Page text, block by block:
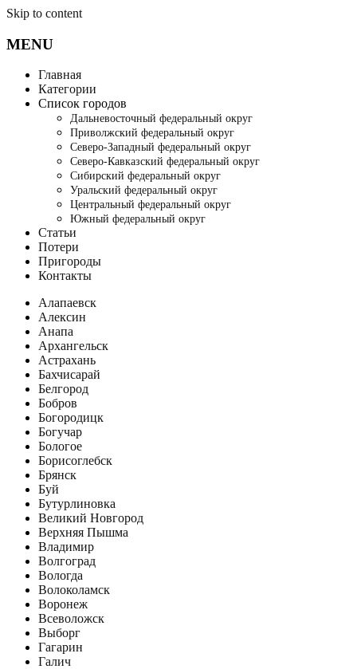
Skip to content
MENU
Главная
Категории
Список городов
Дальневосточный федеральный округ
Приволжский федеральный округ
Северо-Западный федеральный округ
Северо-Кавказский федеральный округ
Сибирский федеральный округ
Уральский федеральный округ
Центральный федеральный округ
Южный федеральный округ
Статьи
Потери
Пригороды
Контакты
Алапаевск
Алексин
Анапа
Архангельск
Астрахань
Бахчисарай
Белгород
Бобров
Богородицк
Богучар
Бологое
Борисоглебск
Брянск
Буй
Бутурлиновка
Великий Новгород
Верхняя Пышма
Владимир
Волгоград
Вологда
Волоколамск
Воронеж
Всеволожск
Выборг
Гагарин
Галич